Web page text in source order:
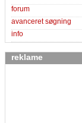
forum
avanceret søgning
info
reklame